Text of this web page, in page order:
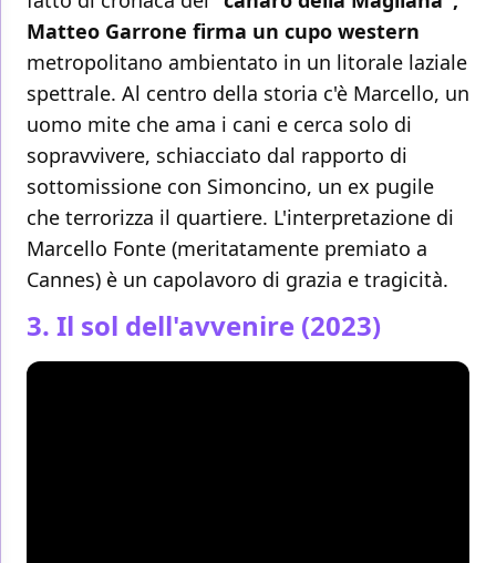
Matteo Garrone firma un cupo western
metropolitano ambientato in un litorale laziale
spettrale. Al centro della storia c'è Marcello, un
uomo mite che ama i cani e cerca solo di
sopravvivere, schiacciato dal rapporto di
sottomissione con Simoncino, un ex pugile
che terrorizza il quartiere. L'interpretazione di
Marcello Fonte (meritatamente premiato a
Cannes) è un capolavoro di grazia e tragicità.
3. Il sol dell'avvenire (2023)